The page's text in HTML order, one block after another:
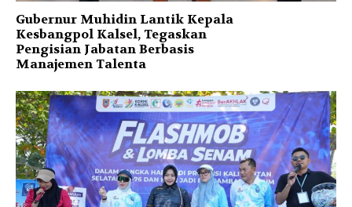
Gubernur Muhidin Lantik Kepala
Kesbangpol Kalsel, Tegaskan
Pengisian Jabatan Berbasis
Manajemen Talenta